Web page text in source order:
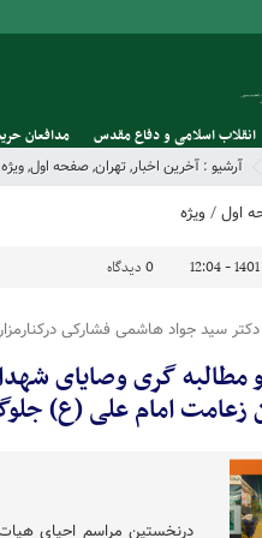
انقلاب اسلامی و دفاع مقدس مدافعان
آرشیو : آخرین اخبار,تهران,صفحه اول,ویژه
اول/ ویژه
0 دیدگاه
دکتر سید جواد هاشمی فشارکی
گری وصایای
زعامت امام علی (ع)
درنخستین مراسم احیای